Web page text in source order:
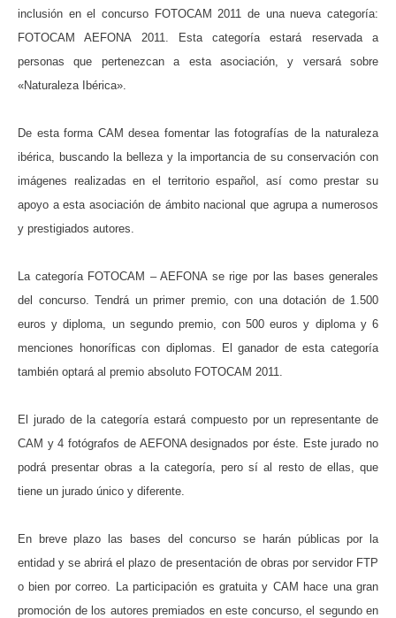
inclusión en el concurso FOTOCAM 2011 de una nueva categoría:
FOTOCAM AEFONA 2011. Esta categoría estará reservada a
personas que pertenezcan a esta asociación, y versará sobre
«Naturaleza Ibérica».
De esta forma CAM desea fomentar las fotografías de la naturaleza
ibérica, buscando la belleza y la importancia de su conservación con
imágenes realizadas en el territorio español, así como prestar su
apoyo a esta asociación de ámbito nacional que agrupa a numerosos
y prestigiados autores.
La categoría FOTOCAM – AEFONA se rige por las bases generales
del concurso. Tendrá un primer premio, con una dotación de 1.500
euros y diploma, un segundo premio, con 500 euros y diploma y 6
menciones honoríficas con diplomas. El ganador de esta categoría
también optará al premio absoluto FOTOCAM 2011.
El jurado de la categoría estará compuesto por un representante de
CAM y 4 fotógrafos de AEFONA designados por éste. Este jurado no
podrá presentar obras a la categoría, pero sí al resto de ellas, que
tiene un jurado único y diferente.
En breve plazo las bases del concurso se harán públicas por la
entidad y se abrirá el plazo de presentación de obras por servidor FTP
o bien por correo. La participación es gratuita y CAM hace una gran
promoción de los autores premiados en este concurso, el segundo en